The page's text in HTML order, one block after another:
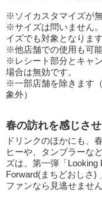
※ソイカスタマイズが
※サイズは問いません
イズでも対象となります
※他店舗での使用も可能
※レシート部分とキャ
場合は無効です。
※一部店舗を除きます
象外）
春の訪れを感じさ
ドリンクのほかにも、
ヒーや、タンブラーな
ズは、第一弾「
Forward(まちどおしさ)
ファンなら見逃せません